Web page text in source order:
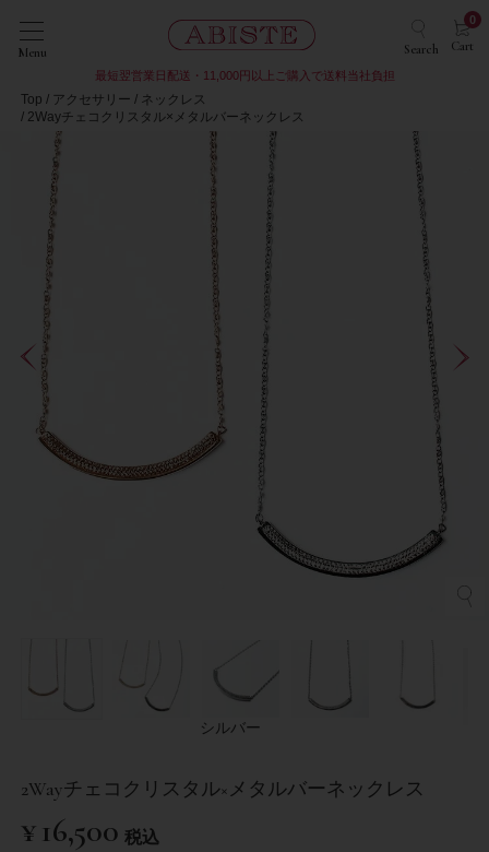
Menu Search Cart
0
最短翌営業日配送・11,000円以上ご購入で送料当社負担
Top アクセサリー
ネックレス
2Wayチェコクリスタル×メタルバーネックレス
シルバー
2Wayチェコクリスタル×メタルバーネックレス
¥16,500 税込